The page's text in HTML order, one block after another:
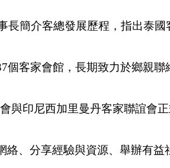
介客總發展歷程，指出泰國
個客家會館，長期致力於鄉親聯
印尼西加里曼丹客家聯誼會正
絡、分享經驗與資源、舉辦有